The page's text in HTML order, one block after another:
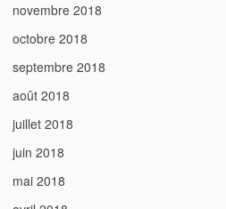
novembre 2018
octobre 2018
septembre 2018
août 2018
juillet 2018
juin 2018
mai 2018